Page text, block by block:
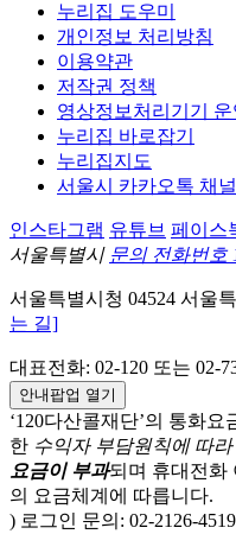
누리집 도우미
개인정보 처리방침
이용약관
저작권 정책
영상정보처리기기 운
누리집 바로잡기
누리집지도
서울시 카카오톡 채
인스타그램 유튜브 페이스
서울특별시 문의 전화번호
서울특별시청 04524 서울
는 길]
대표전화: 02-120 또는 02-
안내팝업 열기
‘120다산콜재단’의 통화
한 수익자 부담원칙에 따라
요금이 부과되며 휴대전화
의 요금체계에 따릅니다.
) 로그인 문의: 02-2126-